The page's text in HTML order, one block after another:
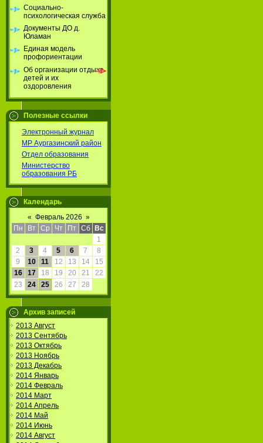
Социально-
психологическая служба
Документы ДО д.
Юламан
Единая модель
профориентации
Об организации отдыха
детей и их
оздоровления
Полезные ссылки
Электронный журнал
МР Аургазинский район
Отдел образования
Министерство
образования РБ
Календарь
« Февраль 2026 »
Пн
Вт Ср Чт Пт Сб
Вс
1
2
3 4 5 6 7
8
9
10 11 12 13 14
15
16
17 18 19 20 21
22
23
24 25 26 27 28
Архив записей
2013 Август
2013 Сентябрь
2013 Октябрь
2013 Ноябрь
2013 Декабрь
2014 Январь
2014 Февраль
2014 Март
2014 Апрель
2014 Май
2014 Июнь
2014 Август